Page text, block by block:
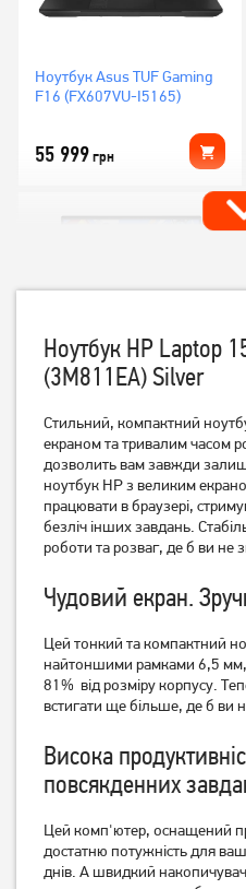
Ноутбук Asus TUF Gaming
F16 (FX607VU-I5165)
55 999грн
Ноутбук HP Victus 15-
fb3235nw (C1LN5EA)
48 999грн
Ноутбук HP Envy 17-
cw0009ua (949X2EA)
47 999грн
Ноутбук HP Laptop
(3M811EA) Silver
Стильний, компактний
екраном та тривалим часом
дозволить вам завжди
ноутбук HP з великим
працювати в браузері,
безліч інших завдань.
роботи та розваг, де б ви не
Чудовий екран.
Цей тонкий та компактний
найтоншими рамками 6,5 мм,
81% від розміру корпусу.
встигати ще більше, де б ви
Висока
повсякденних
Цей комп'ютер, оснащений
достатню потужність для
днів. А швидкий